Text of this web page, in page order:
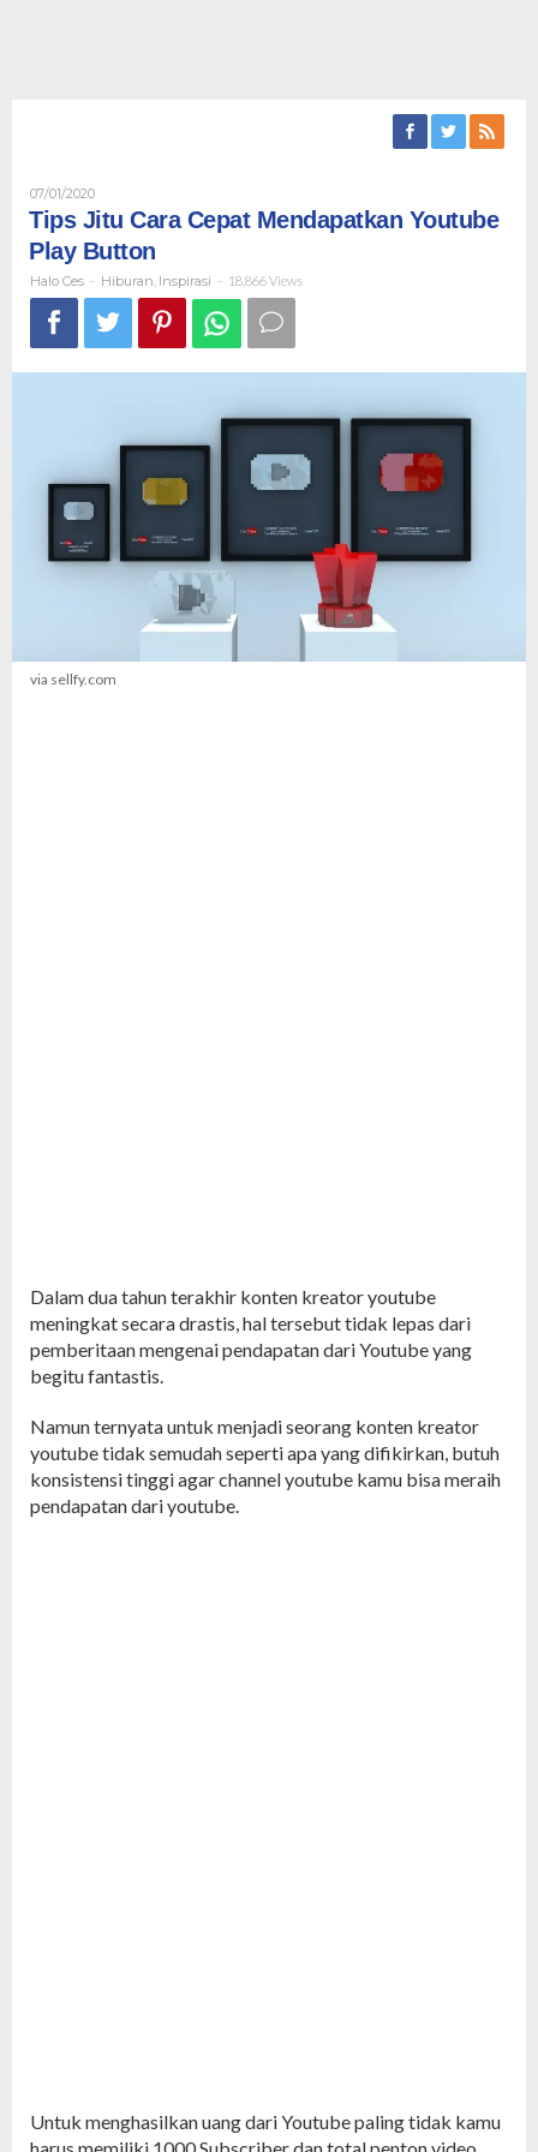
07/01/2020Oleh
Halo
Ces
Tips Jitu Cara Cepat Mendapatkan Youtube
Play Button
Halo Ces - Hiburan Inspirasi - 18,866 Views
via sellfy.com
Dalam dua tahun terakhir konten kreator youtube
meningkat secara drastis, hal tersebut tidak lepas dari
pemberitaan mengenai pendapatan dari Youtube yang
begitu fantastis.
Namun ternyata untuk menjadi seorang konten kreator
youtube tidak semudah seperti apa yang difikirkan, butuh
konsistensi tinggi agar channel youtube kamu bisa meraih
pendapatan dari youtube.
Untuk menghasilkan uang dari Youtube paling tidak kamu